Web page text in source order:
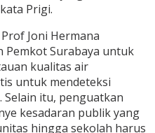
Prigi.
Joni Hermana
Pemkot Surabaya untuk
kualitas air
untuk mendeteksi
Selain itu, penguatkan
kesadaran publik yang
hingga sekolah harus